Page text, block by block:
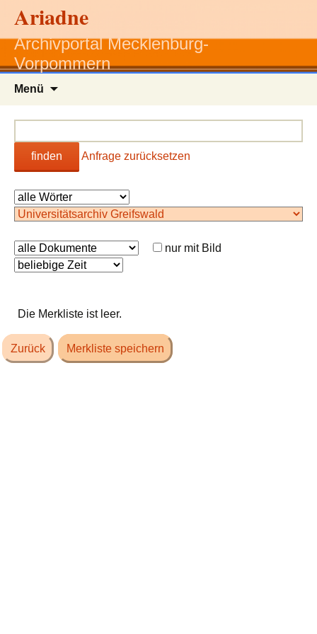
Ariadne
Archivportal Mecklenburg-
Vorpommern
Menü
finden Anfrage zurücksetzen
nur mit Bild
Die Merkliste ist leer.
Zurück Merkliste speichern